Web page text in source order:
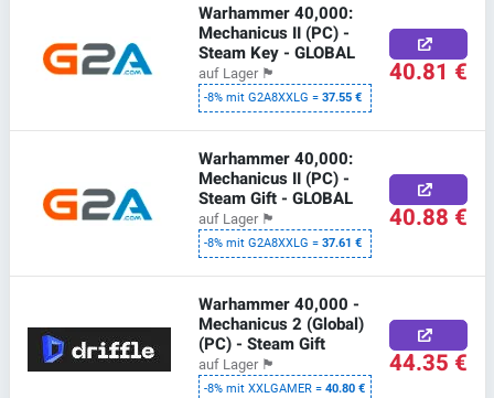
Warhammer 40,000:
Mechanicus II (PC) -
Steam Key - GLOBAL
auf Lager 🏴
-8% mit G2A8XXLG =37.55 €
40.81 €
Warhammer 40,000:
Mechanicus II (PC) -
Steam Gift - GLOBAL
auf Lager 🏴
-8% mit G2A8XXLG =37.61 €
40.88 €
Warhammer 40,000 -
Mechanicus 2 (Global)
(PC) - Steam Gift
auf Lager 🏴
-8% mit XXLGAMER =40.80 €
44.35 €